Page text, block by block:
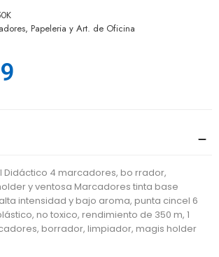
, Papeleria y Art. de Oficina
Didáctico 4 marcadores, bo rrador,
y ventosa Marcadores tinta base
intensidad y bajo aroma, punta cincel 6
no toxico, rendimiento de 350 m, 1
borrador, limpiador, magis holder